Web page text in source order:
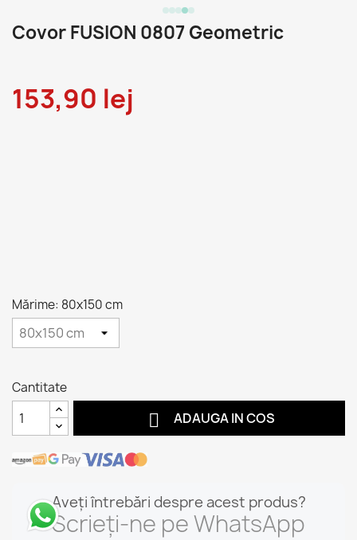
Covor FUSION 0807 Geometric
153,90 lej
Mărime: 80x150 cm
Cantitate
 ADAUGA IN COS
Aveți întrebări despre acest produs?
Scrieți-ne pe WhatsApp